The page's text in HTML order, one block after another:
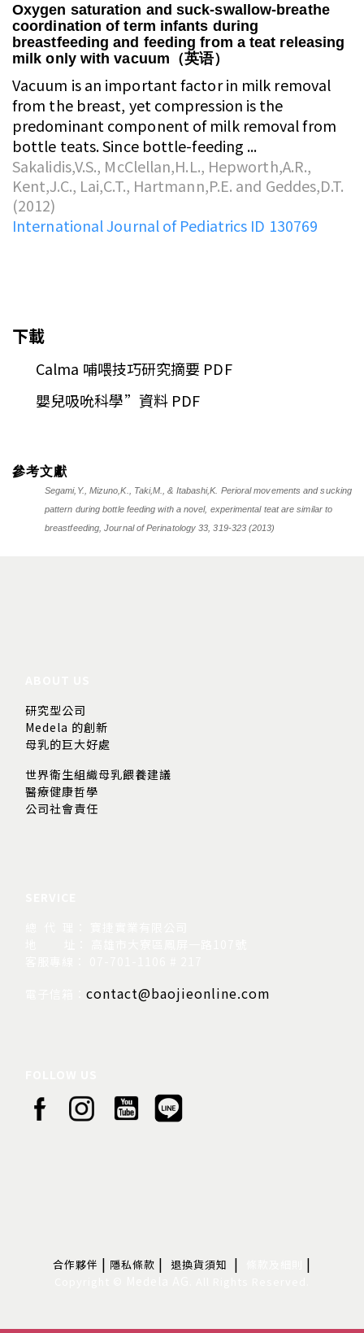
Oxygen saturation and suck-swallow-breathe
coordination of term infants during
breastfeeding and feeding from a teat releasing
milk only with vacuum（英语）
Vacuum is an important factor in milk removal
from the breast, yet compression is the
predominant component of milk removal from
bottle teats. Since bottle-feeding ...
Sakalidis,V.S., McClellan,H.L., Hepworth,A.R.,
Kent,J.C., Lai,C.T., Hartmann,P.E. and Geddes,D.T.
(2012)
International Journal of Pediatrics ID 130769
下載
Calma 哺喂技巧研究摘要 PDF
嬰兒吸吮科學”資料 PDF
參考文獻
Segami,Y., Mizuno,K., Taki,M., & Itabashi,K. Perioral movements and sucking
pattern during bottle feeding with a novel, experimental teat are similar to
breastfeeding, Journal of Perinatology 33, 319-323 (2013)
研究型公司
Medela 的創新
母乳的巨大好處
世界衛生組織母乳餵養建議
醫療健康哲學
公司社會責任
contact@baojieonline.com
合作夥伴 | 隱私條款 | 退換貨須知 | |